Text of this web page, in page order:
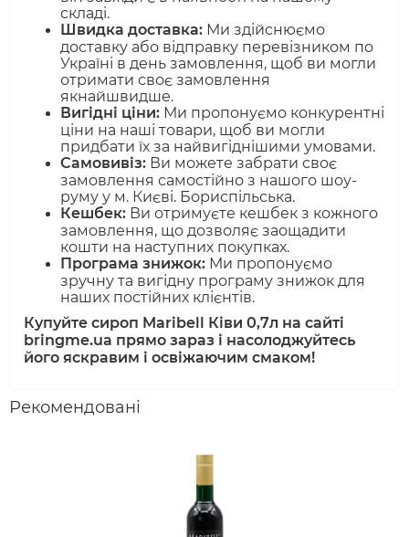
складі.
Швидка доставка: Ми здійснюємо
доставку або відправку перевізником по
Україні в день замовлення, щоб ви могли
отримати своє замовлення
якнайшвидше.
Вигідні ціни: Ми пропонуємо конкурентні
ціни на наші товари, щоб ви могли
придбати їх за найвигіднішими умовами.
Самовивіз: Ви можете забрати своє
замовлення самостійно з нашого шоу-
руму у м. Києві. Бориспільська.
Кешбек: Ви отримуєте кешбек з кожного
замовлення, що дозволяє заощадити
кошти на наступних покупках.
Програма знижок: Ми пропонуємо
зручну та вигідну програму знижок для
наших постійних клієнтів.
Купуйте сироп Maribell Ківи 0,7л на сайті
bringme.ua прямо зараз і насолоджуйтесь
його яскравим і освіжаючим смаком!
Рекомендовані